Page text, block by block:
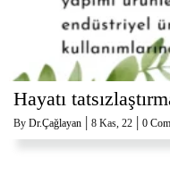
Hayatı
By Dr.Çağlayan | 8 Kas, 22 | 0